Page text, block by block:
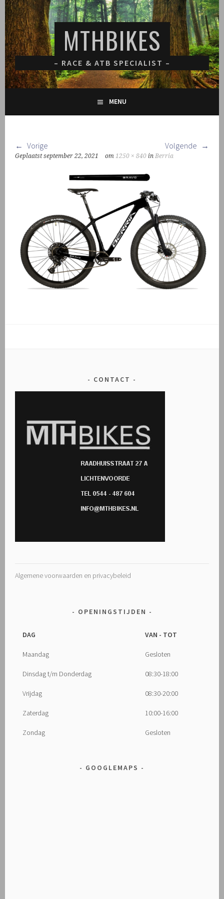
Spring
naar
inhoud
MTHBIKES
– RACE & ATB SPECIALIST –
MENU
Vorige Volgende
Geplaatstseptember 22, 2021 om1250 × 840 inBerria
CONTACT
Algemene voorwaarden en privacybeleid
OPENINGSTIJDEN
DAG VAN - TOT
Maandag Gesloten
Dinsdag t/m Donderdag 08:30-18:00
Vrijdag 08:30-20:00
Zaterdag 10:00-16:00
Zondag Gesloten
GOOGLEMAPS